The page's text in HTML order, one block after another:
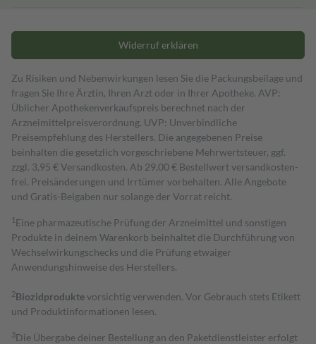
Widerruf erklären
Zu Risiken und Nebenwirkungen lesen Sie die Packungsbeilage und
fragen Sie Ihre Ärztin, Ihren Arzt oder in Ihrer Apotheke. AVP:
Üblicher Apothekenverkaufspreis berechnet nach der
Arzneimittelpreisverordnung. UVP: Unverbindliche
Preisempfehlung des Herstellers. Die angegebenen Preise
beinhalten die gesetzlich vorgeschriebene Mehrwertsteuer, ggf.
zzgl. 3,95 € Versandkosten. Ab 29,00 € Bestell­wert versand­kosten­
frei. Preisänderungen und Irrtümer vorbehalten. Alle Angebote
und Gratis-Beigaben nur solange der Vorrat reicht.
1 Eine pharmazeutische Prüfung der Arzneimittel und sonstigen
Produkte in deinem Warenkorb beinhaltet die Durchführung von
Wechselwirkungschecks und die Prüfung etwaiger
Anwendungshinweise des Herstellers.
2Biozidproduktevorsichtig verwenden. Vor Gebrauch stets Etikett
und Produktinformationen lesen.
3Die Übergabe deiner Bestellung an den Paketdienstleister erfolgt